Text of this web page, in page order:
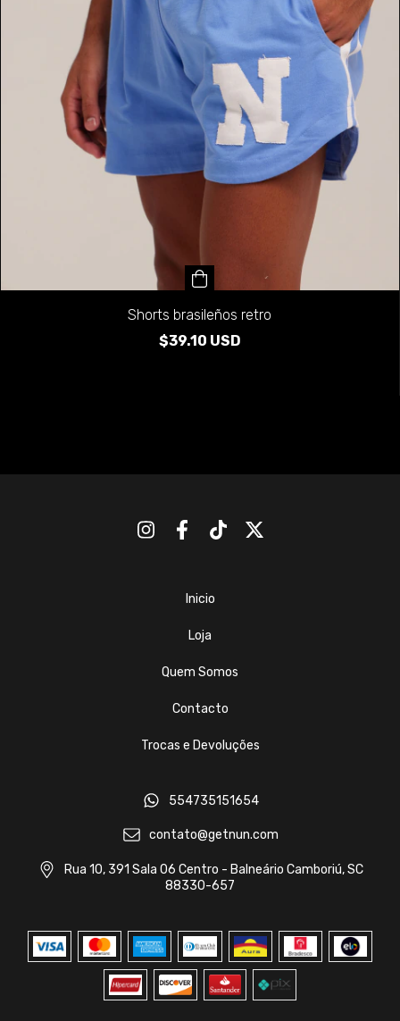
Shorts brasileños retro
$39.10 USD
Inicio
Loja
Quem Somos
Contacto
Trocas e Devoluções
554735151654
contato@getnun.com
Rua 10, 391 Sala 06 Centro - Balneário Camboriú, SC
88330-657